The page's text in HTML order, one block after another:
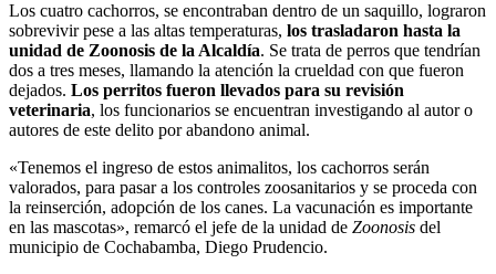
Los cuatro cachorros, se encontraban dentro de un saquillo, lograron
sobrevivir pese a las altas temperaturas, los trasladaron hasta la
unidad de Zoonosis de la Alcaldía. Se trata de perros que tendrían
dos a tres meses, llamando la atención la crueldad con que fueron
dejados. Los perritos fueron llevados para su revisión
veterinaria, los funcionarios se encuentran investigando al autor o
autores de este delito por abandono animal.
«Tenemos el ingreso de estos animalitos, los cachorros serán
valorados, para pasar a los controles zoosanitarios y se proceda con
la reinserción, adopción de los canes. La vacunación es importante
en las mascotas», remarcó el jefe de la unidad de Zoonosis del
municipio de Cochabamba, Diego Prudencio.